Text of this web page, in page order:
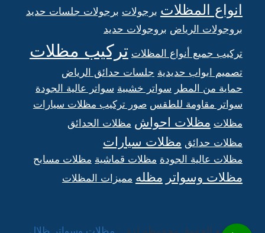
انواع المظلات برجولات برجولات جلسات حديد
بروجولات الرياض بروجولات حديد
تركيب جميع أنواع المظلات تركيب مظلات
تصميم ابواب حديدية جلسات حدائق الرياض
حماية من المطر سواتر خشبية سواتر عالية الجودة
سواتر مقاومة للطقس صور تركيب مظلات سيارات
مظلات مظلات احواش مظلات الحدائق
مظلات حدائق مظلات سيارات
مظلات عالية الجودة مظلات قماشية مظلات مسابح
مظلات وسواتر مظله مميزات المظلات
جميع الحقوق محفوظه لدى : مظلات وسواتر ظلال